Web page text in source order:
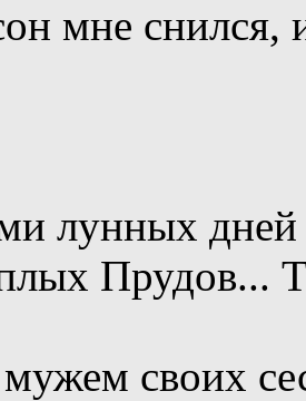
мне снился,
лунных дней
Прудов...
своих